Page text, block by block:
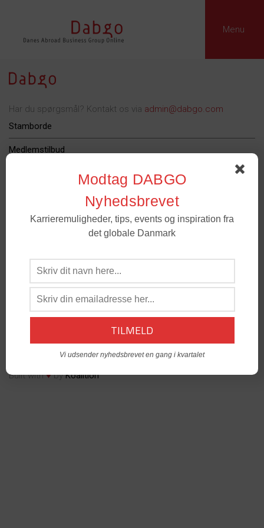
Menu
Har du spørgsmål? Kontakt os via admin@dabgo.com
Stamborde
Medlemstilbud
Dabgo Erhvervspris
Om Dabgo
Medlemmer- For spørgsmål til medlemskab og grupper. Email
admin@dabgo.com
Kontakt:
© Copyright DABGO 2025
Built with♥byKoalition
Modtag DABGO
Nyhedsbrevet
Karrieremuligheder, tips, events og inspiration fra
det globale Danmark
Vi udsender nyhedsbrevet en gang i kvartalet